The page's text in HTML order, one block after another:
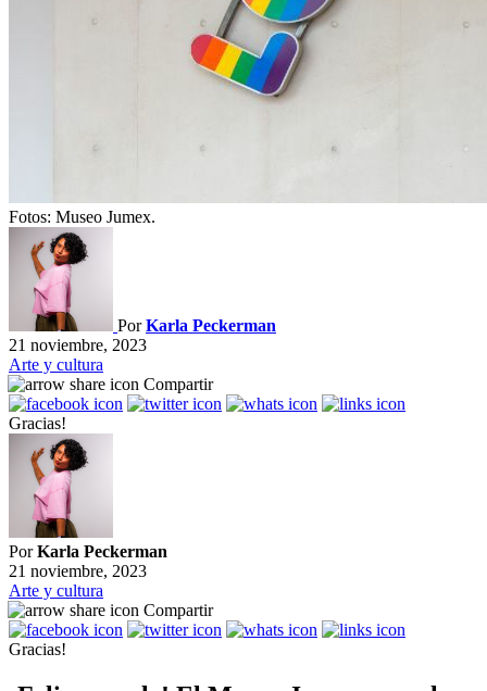
Fotos: Museo Jumex.
PorKarla Peckerman
21 noviembre, 2023
Arte y cultura
Compartir
Gracias!
PorKarla Peckerman
21 noviembre, 2023
Arte y cultura
Compartir
Gracias!